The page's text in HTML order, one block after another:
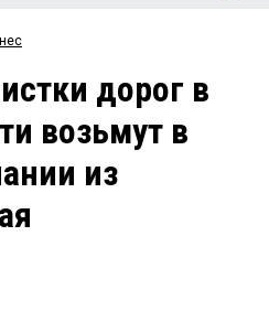
Рейтинги
Блоги
Архив
дорог в
возьмут в
из